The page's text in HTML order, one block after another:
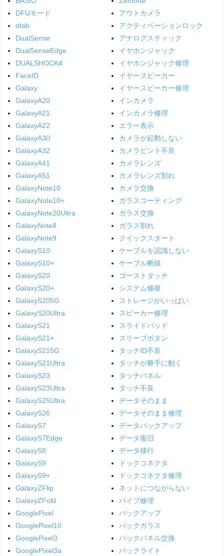
DFUモード
dtab
DualSense
DualSenseEdge
DUALSHOCK4
FaceID
Galaxy
GalaxyA20
GalaxyA21
GalaxyA22
GalaxyA30
GalaxyA32
GalaxyA41
GalaxyA51
GalaxyNote10
GalaxyNote10+
GalaxyNote20Ultra
GalaxyNote8
GalaxyNote9
GalaxyS10
GalaxyS10+
GalaxyS20
GalaxyS20+
GalaxyS205G
GalaxyS20Ultra
GalaxyS21
GalaxyS21+
GalaxyS215G
GalaxyS21Ultra
GalaxyS23
GalaxyS23Ultra
GalaxyS25Ultra
GalaxyS26
GalaxyS7
GalaxyS7Edge
GalaxyS8
GalaxyS9
GalaxyS9+
GalaxyZFlip
GalaxyZFold
GooglePixel
GooglePixel10
GooglePixel3
GooglePixel3a
アウトカメラ
アクティベーションロック
アナログスティック
イヤホンジャック
イヤホンジャック修理
イヤースピーカー
イヤースピーカー修理
インカメラ
インカメラ修理
エラー表示
カメラが起動しない
カメラピント不良
カメラレンズ
カメラレンズ割れ
カメラ交換
ガラスコーティング
ガラス交換
ガラス割れ
クイックスタート
ケーブルを認識しない
ケーブル断線
ゴーストタッチ
システム修復
ストレージがいっぱい
スピーカー修理
スライドパッド
スリープボタン
タッチID不良
タッチが勝手に動く
タッチパネル
タッチ不良
データそのまま
データそのまま修理
データバックアップ
データ復旧
データ移行
ドックコネクタ
ドックコネクタ修理
ネットにつながらない
バイブ修理
バックアップ
バックガラス
バックパネル交換
バックライト